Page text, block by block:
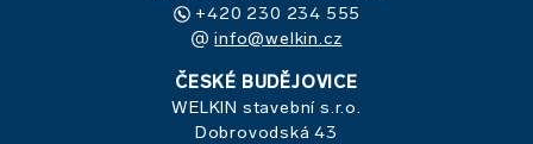
+420 230 234 555
info@welkin.cz
ČESKÉ BUDĚJOVICE
WELKIN stavební s.r.o.
Dobrovodská 43